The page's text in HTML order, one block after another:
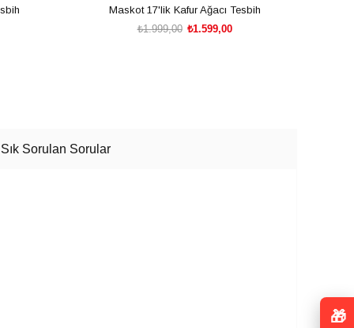
Maskot 17'lik Kafur Ağacı Tesbih
₺1.599,00
₺1.999,00
Sık Sorulan Sorular
🎁